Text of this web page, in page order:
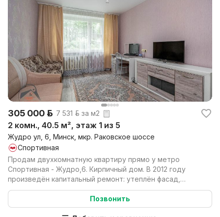
305 000 р. 7 531 р. за м2
2 комн., 40.5 м², этаж 1 из 5
Жудро ул, 6, Минск, мкр. Раковское шоссе
Спортивная
Продам двухкомнатную квартиру прямо у метро
Спортивная - Жудро,6. Кирпичный дом. В 2012 году
произведён капитальный ремонт: утеплён фасад,
заменены тр...
Позвонить